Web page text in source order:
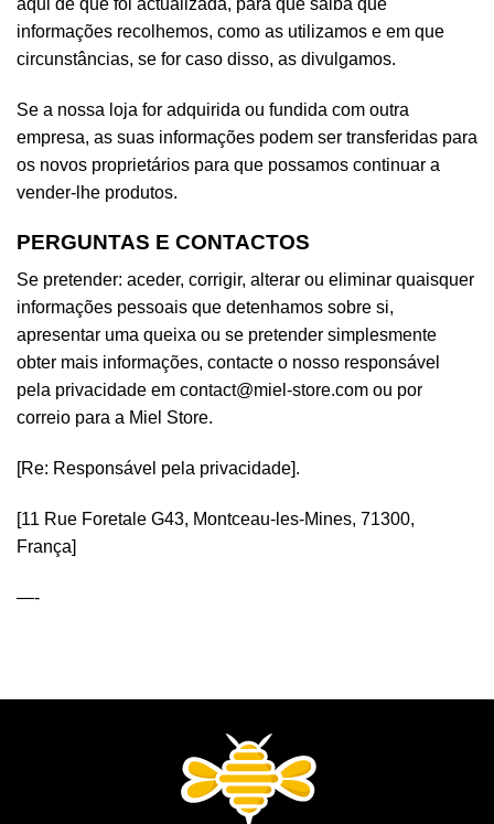
aqui de que foi actualizada, para que saiba que
informações recolhemos, como as utilizamos e em que
circunstâncias, se for caso disso, as divulgamos.
Se a nossa loja for adquirida ou fundida com outra
empresa, as suas informações podem ser transferidas para
os novos proprietários para que possamos continuar a
vender-lhe produtos.
PERGUNTAS E CONTACTOS
Se pretender: aceder, corrigir, alterar ou eliminar quaisquer
informações pessoais que detenhamos sobre si,
apresentar uma queixa ou se pretender simplesmente
obter mais informações, contacte o nosso responsável
pela privacidade em contact@miel-store.com ou por
correio para a Miel Store.
[Re: Responsável pela privacidade].
[11 Rue Foretale G43, Montceau-les-Mines, 71300,
França]
—-